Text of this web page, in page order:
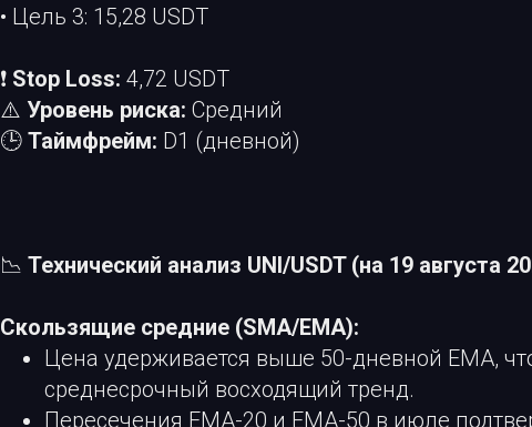
• Цель 3: 15,28 USDT
❗ Stop Loss: 4,72 USDT
⚠️ Уровень риска: Средний
🕒 Таймфрейм: D1 (дневной)
📉 Технический анализ UNI/USDT (на 19 августа
Скользящие средние (SMA/EMA):
Цена удерживается выше 50-дневной EMA,
среднесрочный восходящий тренд.
Пересечения EMA-20 и EMA-50 в июле